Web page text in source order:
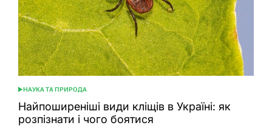
ОПУБЛІКУВАТИ
У
НАУКА ТА ПРИРОДА
Найпоширеніші види кліщів в Україні: як
розпізнати і чого боятися